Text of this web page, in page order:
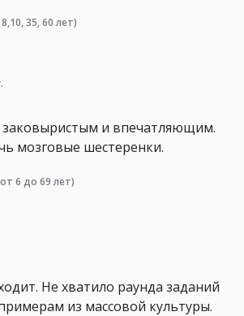
35, 60 лет)
заковыристым и впечатляющим.
мозговые шестеренки.
6 до 69 лет)
Не хватило раунда заданий
из массовой культуры.